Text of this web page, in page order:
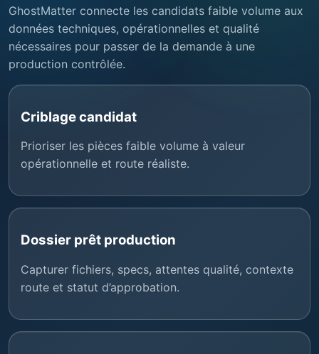
GhostMatter connecte les candidats faible volume aux
données techniques, opérationnelles et qualité
nécessaires pour passer de la demande à une
production contrôlée.
Criblage candidat
Prioriser les pièces faible volume à valeur
opérationnelle et route réaliste.
Dossier prêt production
Capturer fichiers, specs, attentes qualité, contexte
route et statut d’approbation.